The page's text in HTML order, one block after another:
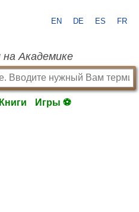
EN DE ES FR
на Академике
Книги Игры ⚽